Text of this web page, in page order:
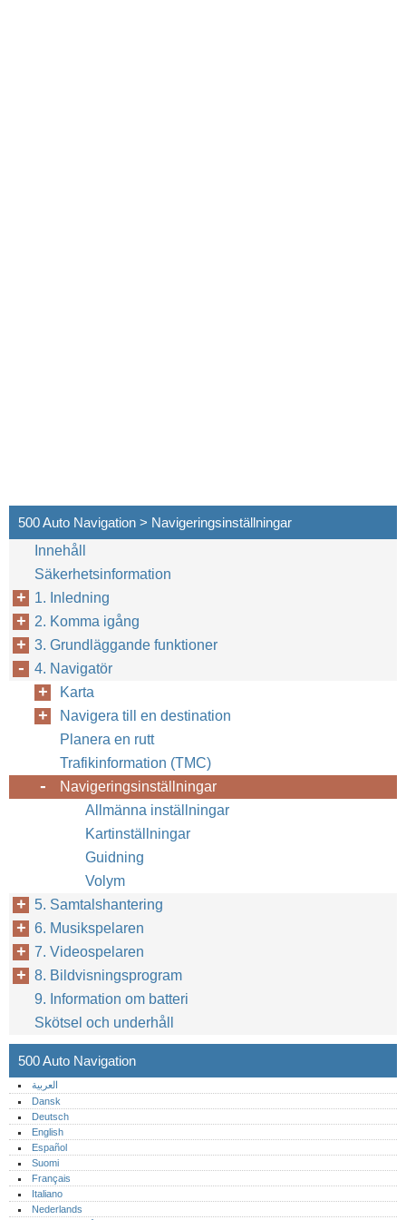
36
500 Auto Navigation > Navigeringsinställningar
Innehåll
Säkerhetsinformation
1. Inledning
2. Komma igång
3. Grundläggande funktioner
4. Navigatör
Karta
Navigera till en destination
Planera en rutt
Trafikinformation (TMC)
Navigeringsinställningar
Allmänna inställningar
Kartinställningar
Guidning
Volym
5. Samtalshantering
6. Musikspelaren
7. Videospelaren
8. Bildvisningsprogram
9. Information om batteri
Skötsel och underhåll
500 Auto Navigation
العربية
Dansk
Deutsch
English
Español
Suomi
Français
Italiano
Nederlands